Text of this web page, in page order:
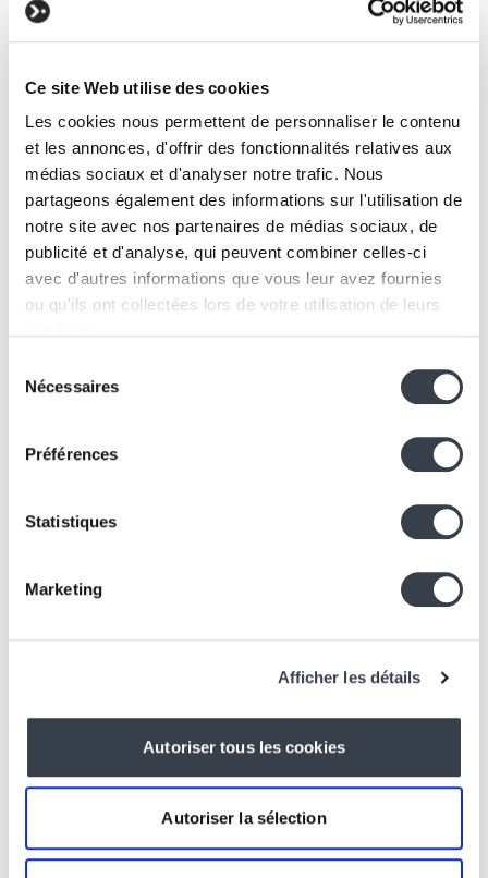
Ce site Web utilise des cookies
Les cookies nous permettent de personnaliser le contenu
et les annonces, d'offrir des fonctionnalités relatives aux
médias sociaux et d'analyser notre trafic. Nous
partageons également des informations sur l'utilisation de
notre site avec nos partenaires de médias sociaux, de
publicité et d'analyse, qui peuvent combiner celles-ci
avec d'autres informations que vous leur avez fournies
ou qu'ils ont collectées lors de votre utilisation de leurs
We work with
who may receive and
Nécessaires
Préférences
Statistiques
Marketing
Afficher les détails
Autoriser tous les cookies
Autoriser la sélection